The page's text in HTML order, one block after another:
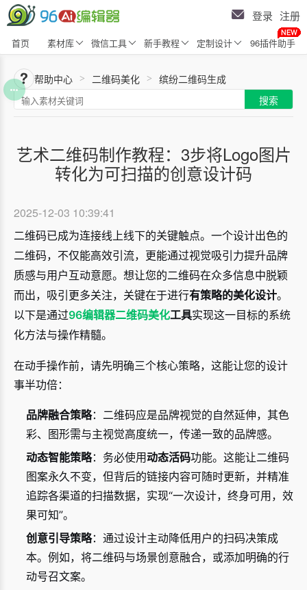
首页 素材库 微信工具 新手教程 定制设计 96插件助手
登录 注册
帮助中心 > 二维码美化 >
缤纷二维码生成
搜索
艺术二维码制作教程：3步将Logo图片
转化为可扫描的创意设计码
2025-12-03 10:39:41
二维码已成为连接线上线下的关键触点。一个设计出色的
二维码，不仅能高效引流，更能通过视觉吸引力提升品牌
质感与用户互动意愿。想让您的二维码在众多信息中脱颖
而出，吸引更多关注，关键在于进行有策略的美化设计。
以下是通过96编辑器二维码美化工具实现这一目标的系统
化方法与操作精髓。
在动手操作前，请先明确三个核心策略，这能让您的设计
事半功倍：
品牌融合策略：二维码应是品牌视觉的自然延伸，其色
彩、图形需与主视觉高度统一，传递一致的品牌感。
动态智能策略：务必使用动态活码功能。这能让二维码
图案永久不变，但背后的链接内容可随时更新，并精准
追踪各渠道的扫描数据，实现“一次设计，终身可用，效
果可知”。
创意引导策略：通过设计主动降低用户的扫码决策成
本。例如，将二维码与场景创意融合，或添加明确的行
动号召文案。